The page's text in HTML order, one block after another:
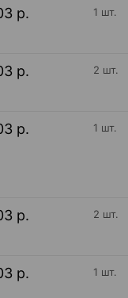
р. 1 шт.
р. 2 шт.
р. 1 шт.
р. 2 шт.
р. 1 шт.